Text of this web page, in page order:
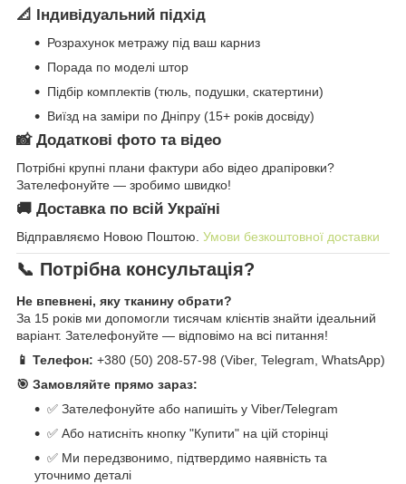
📐 Індивідуальний підхід
Розрахунок метражу під ваш карниз
Порада по моделі штор
Підбір комплектів (тюль, подушки, скатертини)
Виїзд на заміри по Дніпру (15+ років досвіду)
📸 Додаткові фото та відео
Потрібні крупні плани фактури або відео драпіровки?
Зателефонуйте — зробимо швидко!
🚚 Доставка по всій Україні
Відправляємо Новою Поштою. Умови безкоштовної доставки
📞 Потрібна консультація?
Не впевнені, яку тканину обрати?
За 15 років ми допомогли тисячам клієнтів знайти ідеальний
варіант. Зателефонуйте — відповімо на всі питання!
📱 Телефон: +380 (50) 208-57-98 (Viber, Telegram, WhatsApp)
🎯 Замовляйте прямо зараз:
✅ Зателефонуйте або напишіть у Viber/Telegram
✅ Або натисніть кнопку "Купити" на цій сторінці
✅ Ми передзвонимо, підтвердимо наявність та
уточнимо деталі